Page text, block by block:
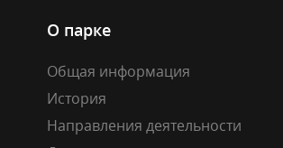
О парке
Общая информация
История
Направления деятельности